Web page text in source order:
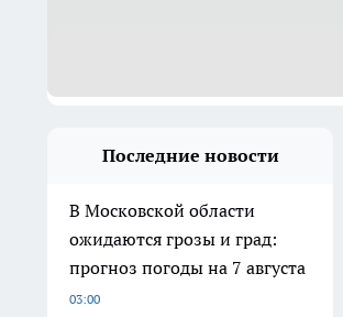
Последние новости
В Московской области
ожидаются грозы и град:
прогноз погоды на 7 августа
03:00